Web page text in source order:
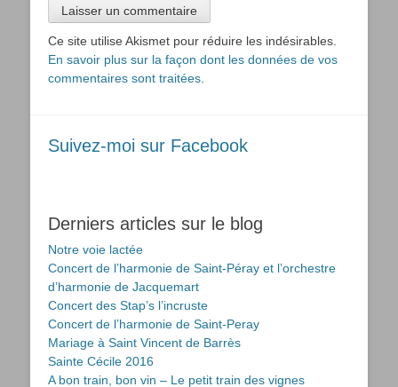
Ce site utilise Akismet pour réduire les indésirables.
En savoir plus sur la façon dont les données de vos
commentaires sont traitées
Suivez-moi sur Facebook
Derniers articles sur le blog
Notre voie lactée
Concert de l’harmonie de Saint-Péray et l’orchestre
d’harmonie de Jacquemart
Concert des Stap’s l’incruste
Concert de l’harmonie de Saint-Peray
Mariage à Saint Vincent de Barrès
Sainte Cécile 2016
A bon train, bon vin – Le petit train des vignes